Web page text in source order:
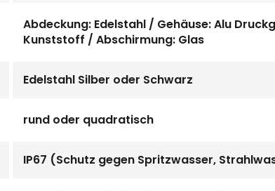
Abdeckung: Edelstahl / Gehäuse: Alu
Kunststoff / Abschirmung: Glas
Edelstahl Silber oder Schwarz
rund oder quadratisch
IP67 (Schutz gegen Spritzwasser,